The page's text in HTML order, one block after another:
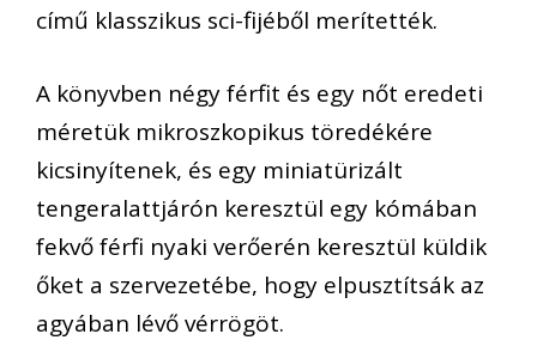
című klasszikus sci-fijéből merítették.
A könyvben négy férfit és egy nőt eredeti
méretük mikroszkopikus töredékére
kicsinyítenek, és egy miniatürizált
tengeralattjárón keresztül egy kómában
fekvő férfi nyaki verőerén keresztül küldik
őket a szervezetébe, hogy elpusztítsák az
agyában lévő vérrögöt.